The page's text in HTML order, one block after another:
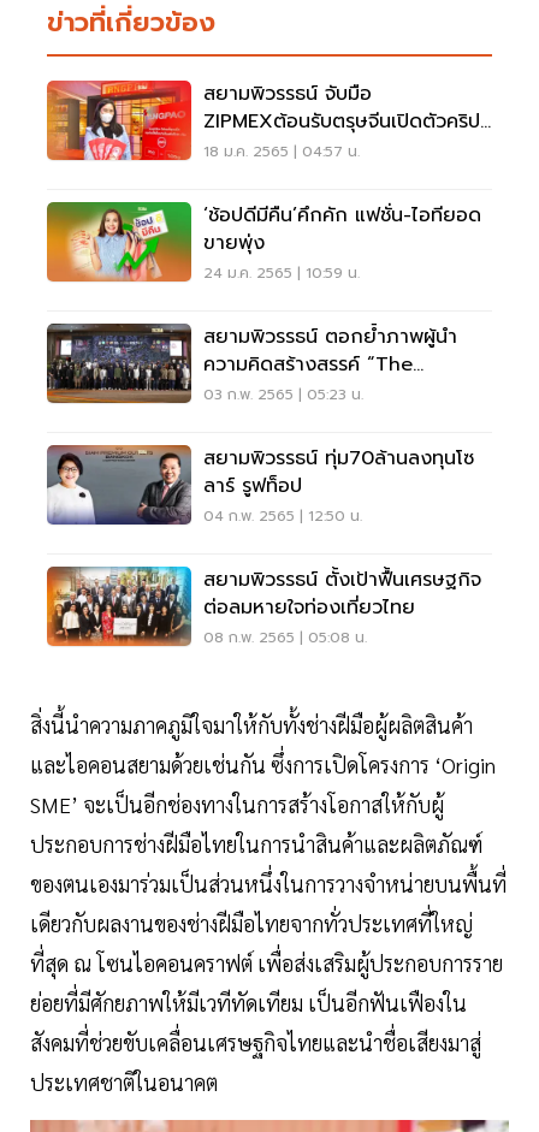
ข่าวที่เกี่ยวข้อง
สยามพิวรรธน์ จับมือ
ZIPMEXต้อนรับตรุษจีนเปิดตัวคริป
โตฯ อั่งเปา
18 ม.ค. 2565 | 04:57 น.
‘ช้อปดีมีคืน’คึกคัก แฟชั่น-ไอทียอด
ขายพุ่ง
24 ม.ค. 2565 | 10:59 น.
สยามพิวรรธน์ ตอกย้ำภาพผู้นำ
ความคิดสร้างสรรค์ “The
Visionary Icon”
03 ก.พ. 2565 | 05:23 น.
สยามพิวรรธน์ ทุ่ม70ล้านลงทุนโซ
ลาร์ รูฟท็อป
04 ก.พ. 2565 | 12:50 น.
สยามพิวรรธน์ ตั้งเป้าฟื้นเศรษฐกิจ
ต่อลมหายใจท่องเที่ยวไทย
08 ก.พ. 2565 | 05:08 น.
สิ่งนี้นำความภาคภูมิใจมาให้กับทั้งช่างฝีมือผู้ผลิตสินค้า
และไอคอนสยามด้วยเช่นกัน ซึ่งการเปิดโครงการ ‘Origin
SME’ จะเป็นอีกช่องทางในการสร้างโอกาสให้กับผู้
ประกอบการช่างฝีมือไทยในการนำสินค้าและผลิตภัณฑ์
ของตนเองมาร่วมเป็นส่วนหนึ่งในการวางจำหน่ายบนพื้นที่
เดียวกับผลงานของช่างฝีมือไทยจากทั่วประเทศที่ใหญ่
ที่สุด ณ โซนไอคอนคราฟต์ เพื่อส่งเสริมผู้ประกอบการราย
ย่อยที่มีศักยภาพให้มีเวทีทัดเทียม เป็นอีกฟันเฟืองใน
สังคมที่ช่วยขับเคลื่อนเศรษฐกิจไทยและนำชื่อเสียงมาสู่
ประเทศชาติในอนาคต